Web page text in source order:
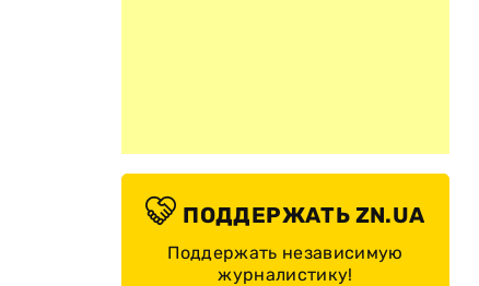
ПОДДЕРЖАТЬ ZN.UA
Поддержать независимую
журналистику!